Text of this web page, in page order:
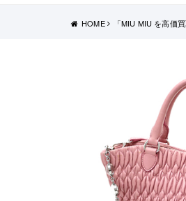
HOME 「MIU MIU を高価